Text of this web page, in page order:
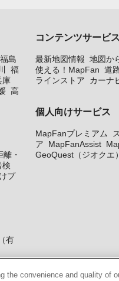
福島
福
庫
高
離・
検
プ
有
コンテンツサービス
最新地図情報 地図か
使える！MapFan 道
ラインストア
カーナ
個人向けサービス
MapFanプレミアム
ア
MapFanAssist
GeoQuest（ジオクエ）
the convenience and quality of